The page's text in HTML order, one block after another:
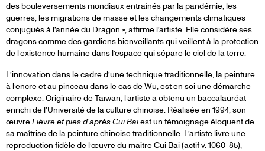
des bouleversements mondiaux entraînés par la pandémie, les
guerres, les migrations de masse et les changements climatiques
conjugués à l’année du Dragon », affirme l’artiste. Elle considère ses
dragons comme des gardiens bienveillants qui veillent à la protection
de l’existence humaine dans l’espace qui sépare le ciel de la terre.
L’innovation dans le cadre d’une technique traditionnelle, la peinture
à l’encre et au pinceau dans le cas de Wu, est en soi une démarche
complexe. Originaire de Taïwan, l’artiste a obtenu un baccalauréat
enrichi de l’Université de la culture chinoise. Réalisée en 1994, son
œuvreLièvre et pies d’après Cui Baiest un témoignage éloquent de
sa maîtrise de la peinture chinoise traditionnelle. L’artiste livre une
reproduction fidèle de l’œuvre du maître Cui Bai (actif v. 1060-85),